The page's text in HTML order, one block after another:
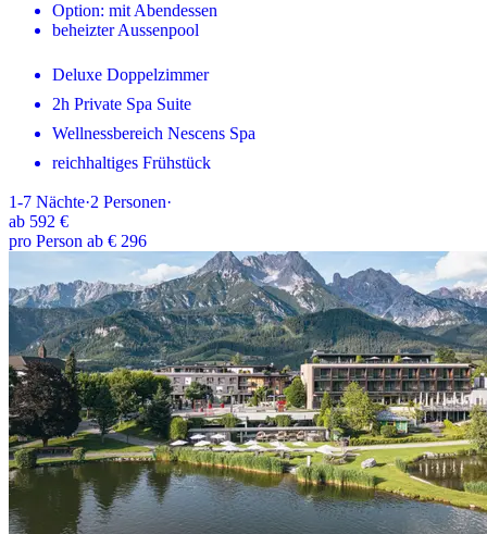
Option: mit Abendessen
beheizter Aussenpool
Deluxe Doppelzimmer
2h Private Spa Suite
Wellnessbereich Nescens Spa
reichhaltiges Frühstück
1-7 Nächte·2 Personen·
ab 592 €
pro Person ab € 296